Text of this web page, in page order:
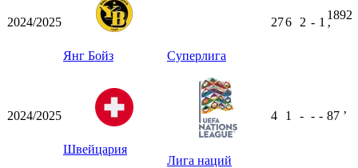
2024/2025
Янг Бойз Суперлига
276 2 - 1
1892
ʼ
2024/2025
Швейцария
Лига наций
4 1 - - - 87 ʼ